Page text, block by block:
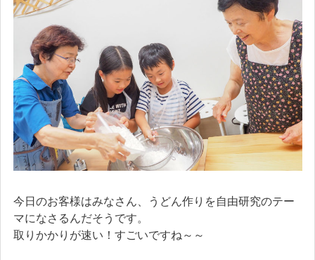
今日のお客様はみなさん、うどん作りを自由研究のテー
マになさるんだそうです。
取りかかりが速い！すごいですね～～